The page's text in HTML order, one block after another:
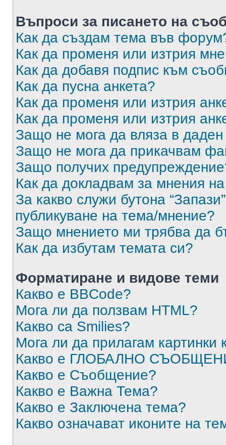
Въпроси за писането на
Как да създам тема във
Как да променя или изтрия
Как да добавя подпис към
Как да пусна анкета?
Как да променя или изтрия
Как да променя или изтрия
Защо не мога да вляза в
Защо не мога да прикачвам
Защо получих
Как да докладвам за мнения
За какво служи бутона
публикуване на тема/мнение?
Защо мнението ми трябва да
Как да избутам темата си?
Форматиране и видове теми
Какво е BBCode?
Мога ли да ползвам HTML?
Какво са Smilies?
Мога ли да прилагам
Какво е ГЛОБАЛНО
Какво е Съобщение?
Какво е Важна Тема?
Какво е Заключена тема?
Какво означават иконите на